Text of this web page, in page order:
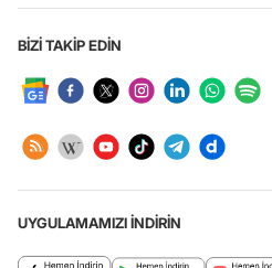
BİZİ TAKİP EDİN
UYGULAMAMIZI İNDİRİN